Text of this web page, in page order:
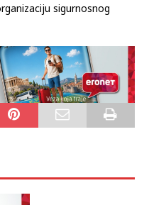
sigurnosnog